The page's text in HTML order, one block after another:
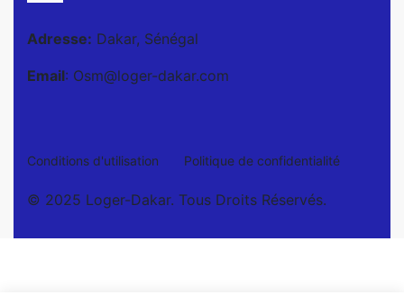
Adresse: Dakar, Sénégal
Email: Osm@loger-dakar.com
Conditions d'utilisation Politique de confidentialité
© 2025 Loger-Dakar. Tous Droits Réservés.